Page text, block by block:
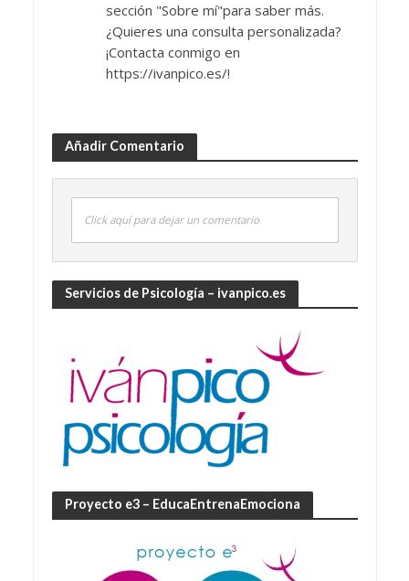
sección "Sobre mí"para saber más.
¿Quieres una consulta personalizada?
¡Contacta conmigo en
https://ivanpico.es/!
Añadir Comentario
Click aquí para dejar un comentario
Servicios de Psicología – ivanpico.es
Proyecto e3 – EducaEntrenaEmociona